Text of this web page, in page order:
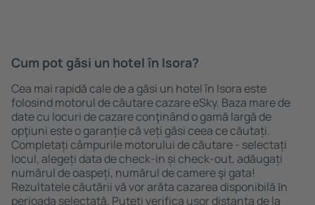
Cum pot găsi un hotel în Isora?
Cea mai rapidă cale de a găsi un hotel în Isora este
folosind motorul de căutare cazare eSky. Baza mare de
date cu locuri de cazare conţinând o gamă largă de
opţiuni este o garanție că veți găsi ceea ce căutați.
Completați câmpurile motorului de căutare - selectați
locul, alegeți data de check-in și check-out, adăugați
numărul de oaspeți, numărul de camere şi gata!
Rezultatele căutării vă vor arăta cazarea disponibilă ȋn
perioada selectată. Puteți verifica uşor distanța de la